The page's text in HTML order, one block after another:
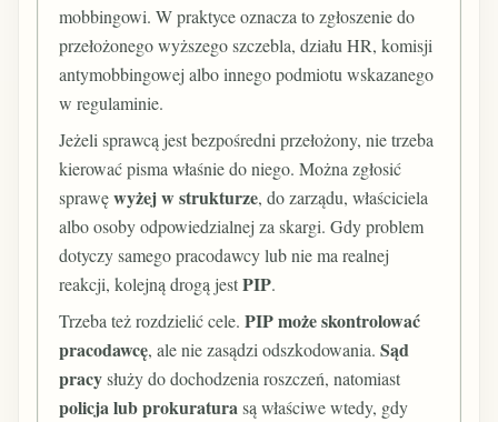
mobbingowi. W praktyce oznacza to zgłoszenie do
przełożonego wyższego szczebla, działu HR, komisji
antymobbingowej albo innego podmiotu wskazanego
w regulaminie.
Jeżeli sprawcą jest bezpośredni przełożony, nie trzeba
kierować pisma właśnie do niego. Można zgłosić
sprawęwyżej w strukturze, do zarządu, właściciela
albo osoby odpowiedzialnej za skargi. Gdy problem
dotyczy samego pracodawcy lub nie ma realnej
reakcji, kolejną drogą jestPIP.
Trzeba też rozdzielić cele.PIP może skontrolować
pracodawcę, ale nie zasądzi odszkodowania.Sąd
pracysłuży do dochodzenia roszczeń, natomiast
policja lub prokuraturasą właściwe wtedy, gdy